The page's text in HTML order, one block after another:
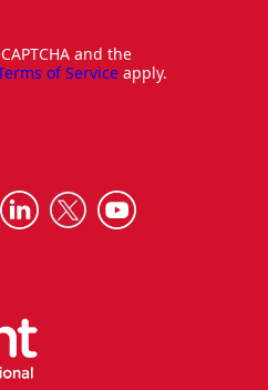
and the
of Service apply.